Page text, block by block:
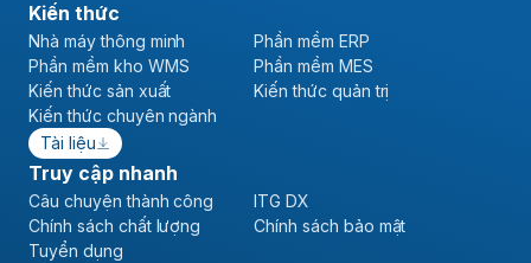
Kiến thức
Nhà máy thông minh
Phần mềm ERP
Phần mềm kho WMS
Phần mềm MES
Kiến thức sản xuất
Kiến thức quản trị
Kiến thức chuyên ngành
Tài liệu
Truy cập nhanh
Câu chuyện thành công
ITG DX
Chính sách chất lượng
Chính sách bảo mật
Tuyển dụng